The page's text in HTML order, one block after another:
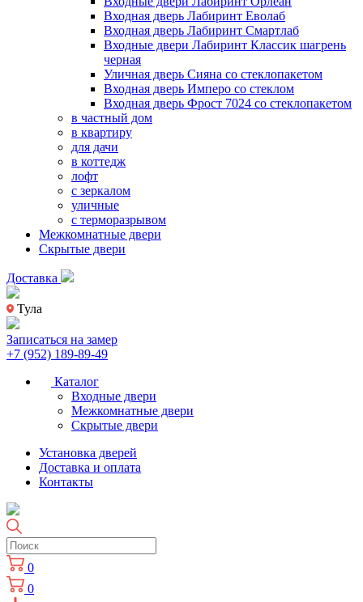
Входная дверь Лабиринт Еволаб
Входная дверь Лабиринт Смартлаб
Входные двери Лабиринт Классик шагрень
черная
Уличная дверь Сияна со стеклопакетом
Входная дверь Имперо со стеклом
Входная дверь Фрост 7024 со стеклопакетом
в частный дом
в квартиру
для дачи
в коттедж
лофт
с зеркалом
уличные
с терморазрывом
Межкомнатные двери
Скрытые двери
Доставка
Тула
Записаться на замер
+7 (952) 189-89-49
Каталог
Входные двери
Межкомнатные двери
Скрытые двери
Установка дверей
Доставка и оплата
Контакты
0
0